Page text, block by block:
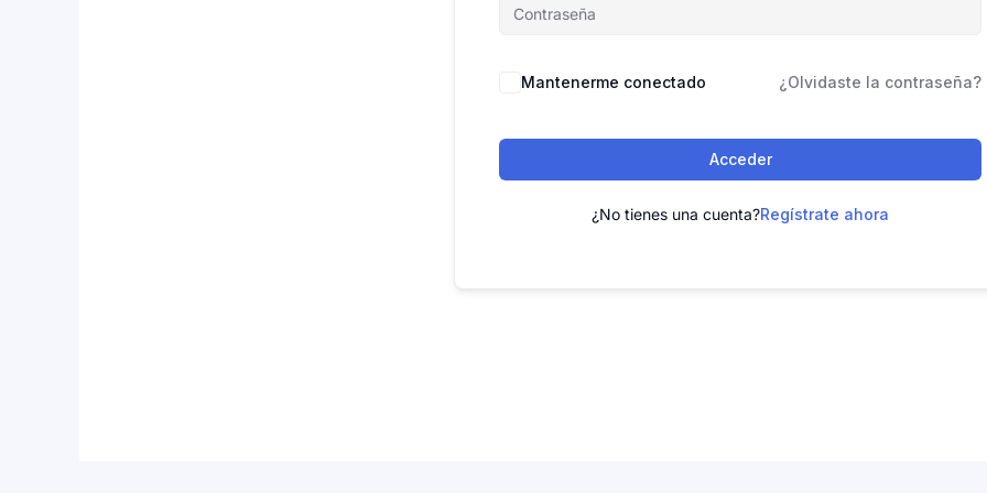
Mantenerme conectado ¿Olvidaste la contraseña?
Acceder
¿No tienes una cuenta?Regístrate ahora